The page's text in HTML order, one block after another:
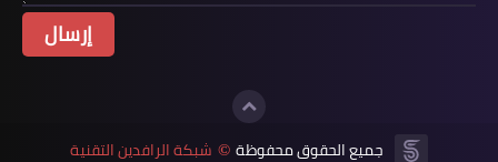
جميع الحقوق محفوظة © شبكة الرافدين التقنية